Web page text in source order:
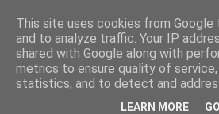
This site uses cookies from
and to analyze traffic. Your IP
shared with Google along with
metrics to ensure quality of
statistics, and to detect and
LEARN MORE